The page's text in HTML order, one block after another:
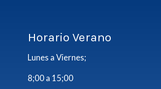
Horario Verano
Lunes a Viernes;
8;00 a 15;00